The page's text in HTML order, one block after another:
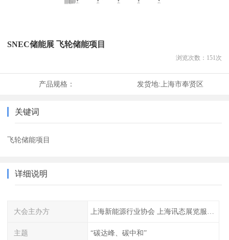
SNEC储能展 飞轮储能项目
浏览次数： 151 次
产品规格： 发货地:上海市奉贤区
关键词
飞轮储能项目
详细说明
大会主办方
主题 “碳达峰、碳中和”